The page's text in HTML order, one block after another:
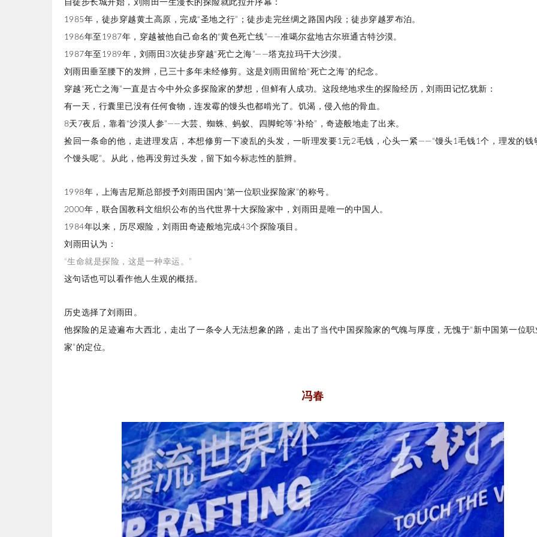
自徒步长城开始，刘雨田一生漫长的探险就此拉开序幕：
1985年，徒步穿越黄土高原，完成“圣地之行”；徒步走完丝绸之路国内段；徒步穿越罗布泊。
1986年至1987年，穿越被他自己命名的“黄色死亡线”——准噶尔盆地古尔班通古特沙漠。
1987年至1989年， 刘雨田 3次徒步穿越“死亡之海”——塔克拉玛干大沙漠。
刘雨田垂至腰下的发辫， 已三十多年未经修剪。这是刘雨田留给“死亡之海”的纪念。
穿越“死亡之海”一直是古今中外众多探险家的梦想，但鲜有人成功。这段绝地求生的探险经历，刘雨田记忆犹新：
有一天，行囊里已没有任何食物，连发霉的馒头也都啃光了。饥渴，侵入他的骨血。
8天7夜后，靠着“沙漠人参”——大芸、蜘蛛、蚂蚁、四脚蛇等“补给”，奇迹般地走了出来。
捡回一条命的他，走进理发店，本想修剪一下凌乱的头发，一听理发要1元2毛钱，心头一紧——“馒头1毛钱1个，理发的钱
个馒头呢”。从此，他再没剪过头发，留下如今标志性的脏辫。
1998年，上海吉尼斯总部授予刘雨田国内“第一位职业探险家”的称号。
2000年，联合国教科文组织公布的当代世界十大探险家中，刘雨田是唯一的中国人。
1984年以来，历尽艰险，刘雨田奇迹般地完成43个探险项目。
刘雨田认为：
“生命就是探险，这是一种幸运。”
这句话也可以看作他人生观的概括。
历史选择了刘雨田。
他探险的足迹遍布大西北，走出了一条令人无法想象的路，走出了当代中国探险家的气魄与厚度，无愧于“新中国第一位职
家”的定位。
冯春